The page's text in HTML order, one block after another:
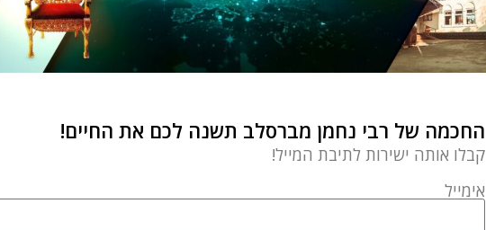
החכמה של רבי נחמן מברסלב תשנה לכם את החיים!
קבלו אותה ישירות לתיבת המייל!
אימייל